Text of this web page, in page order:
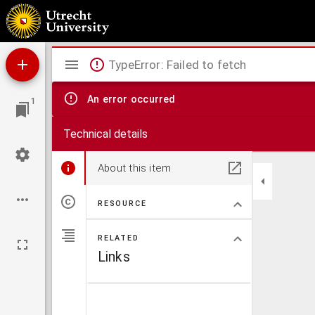
Catalogus der verzameling tooneelstukken uit de nalatenschap van Prof. Dr. J. te
1
Mirador
viewer
TypeError: Failed to fetch
An error occurred
Technical details
About this item
RESOURCE
RELATED
Links